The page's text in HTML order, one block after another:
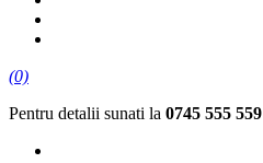
(0)
Pentru detalii sunati la 0745 555 559